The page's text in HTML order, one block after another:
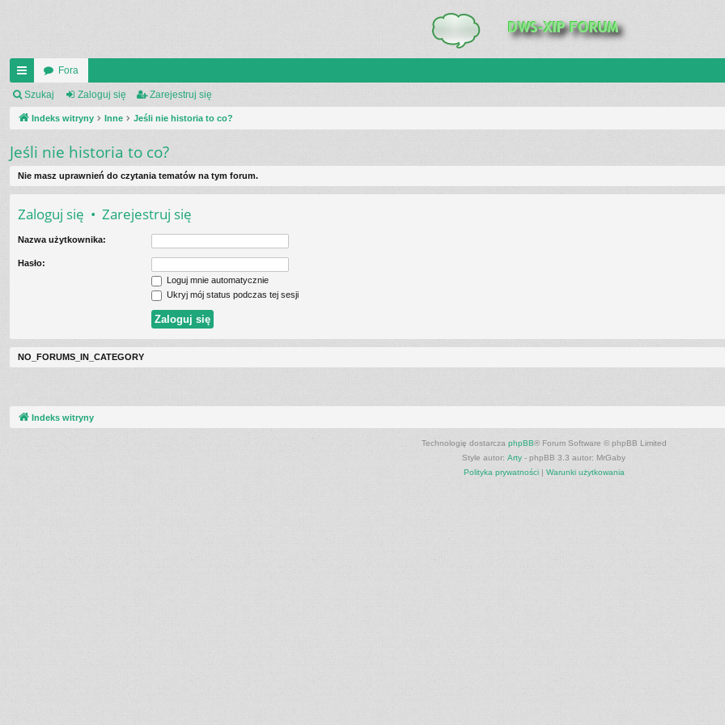
UI
C
_L
IN
K
S
Fora
Szukaj Zaloguj się Zarejestruj się
Indeks witryny Inne Jeśli nie historia to co?
Jeśli nie historia to co?
Nie masz uprawnień do czytania tematów na tym forum.
Zaloguj się • Zarejestruj się
Nazwa użytkownika:
Hasło:
Loguj mnie automatycznie
Ukryj mój status podczas tej sesji
NO_FORUMS_IN_CATEGORY
Indeks witryny
Technologię dostarcza phpBB® Forum Software © phpBB Limited
Style autor: Arty - phpBB 3.3 autor: MrGaby
Polityka prywatności| Warunki użytkowania